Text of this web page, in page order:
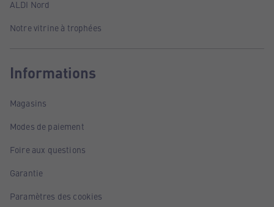
ALDI Nord
Notre vitrine à trophées
Informations
Magasins
Modes de paiement
Foire aux questions
Garantie
Paramètres des cookies